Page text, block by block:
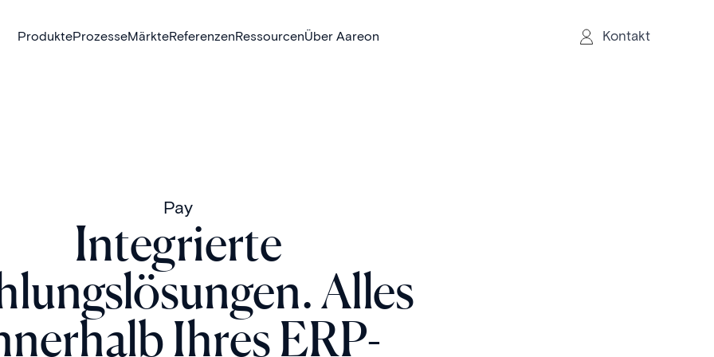
ProdukteProzesseMärkteReferenzenRessourcenÜber Aareon Kontakt
Pay
Integrierte
Alles
Ihres ERP-